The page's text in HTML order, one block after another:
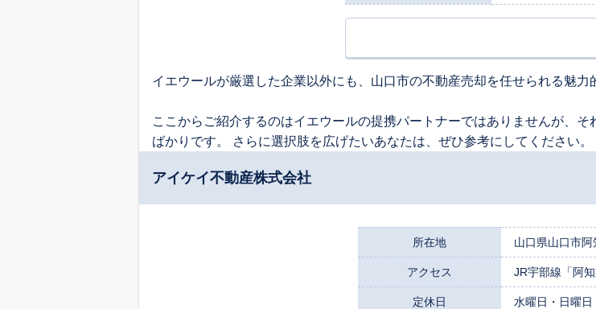
イエウールが厳選した企業以外にも、山口市の不動産売却を任せられる魅力
ここからご紹介するのはイエウールの提携パートナーではありませんが、
ばかりです。 さらに選択肢を広げたいあなたは、ぜひ参考にしてください。
アイケイ不動産株式会社
所在地 山口県山口市阿
アクセス JR宇部線「阿
定休日 水曜日・日曜日